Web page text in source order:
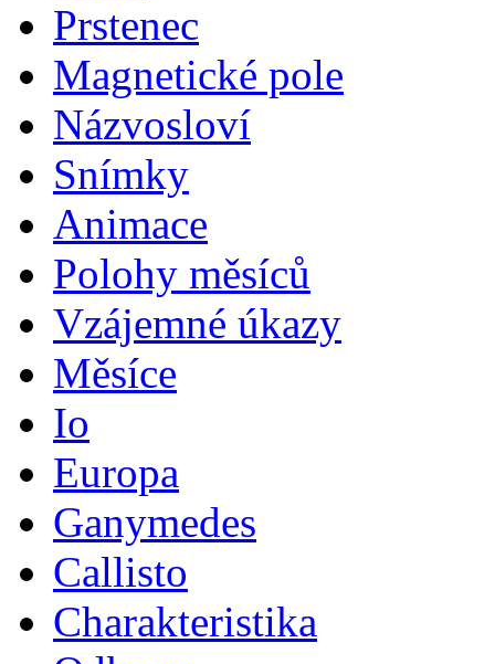
Prstenec
Magnetické pole
Názvosloví
Snímky
Animace
Polohy měsíců
Vzájemné úkazy
Měsíce
Io
Europa
Ganymedes
Callisto
Charakteristika